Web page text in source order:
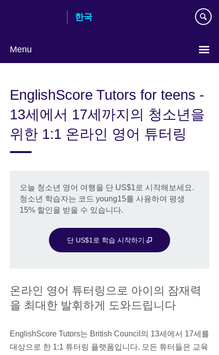
content
한국
Menu
EnglishScore Tutors for teens -
13세에서 17세까지의 청소년을
위한 1:1 온라인 영어 튜터링
오늘 청소년 영어 여행을 단 US$1로 시작해보세요.
청소년 학습자는 코드 young15를 사용하여 평생
15% 할인을 받을 수 있습니다.
단 US$1로 학습 시작하기
온라인 영어 튜터링으로 아이의 잠재력
을 최대한 발휘하게 도와드립니다
EnglishScore Tutors는 British Council의 13세에서 17세를
대상으로 한 1:1 튜터링 플랫폼입니다. 모든 튜터들은 교육